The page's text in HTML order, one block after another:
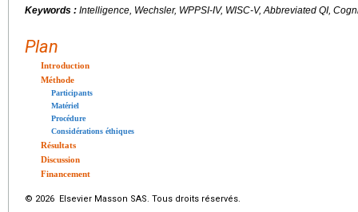
Keywords : Intelligence, Wechsler, WPPSI-IV, WISC-V, Abbreviated QI,
Plan
Introduction
Méthode
Participants
Matériel
Procédure
Considérations éthiques
Résultats
Discussion
Financement
© 2026 Elsevier Masson SAS. Tous droits réservés.